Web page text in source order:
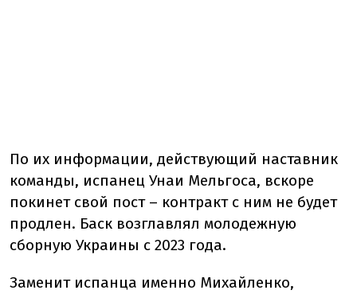
По их информации, действующий наставник
команды, испанец Унаи Мельгоса, вскоре
покинет свой пост – контракт с ним не будет
продлен. Баск возглавлял молодежную
сборную Украины с 2023 года.
Заменит испанца именно Михайленко,